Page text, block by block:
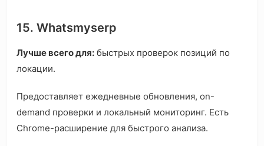
15. Whatsmyserp
Лучше всего для: быстрых проверок позиций по
локации.
Предоставляет ежедневные обновления, on-
demand проверки и локальный мониторинг. Есть
Chrome-расширение для быстрого анализа.